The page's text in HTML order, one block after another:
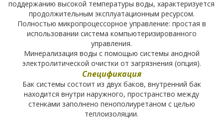
поддержанию высокой температуры воды, характеризуется
продолжительным эксплуатационным ресурсом.
Полностью микропроцессорное управление: простая в
использовании система компьютеризированного
управления.
Минерализация воды с помощью системы анодной
электролитической очистки от загрязнения (опция).
Спецификация
Бак системы состоит из двух баков, внутренний бак
находится внутри наружного, пространство между
стенками заполнено пенополиуретаном с целью
теплоизоляции.